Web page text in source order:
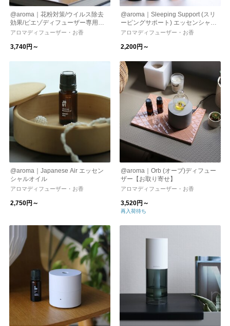
@aroma｜花粉対策/ウイルス除去
効果/ピエゾディフューザー専用ア
ロマオイル
アロマディフューザー・お香
3,740円～
@aroma｜Sleeping Support (スリ
ーピングサポート) エッセンシャル
オイル/ピロー＆エアミスト
アロマディフューザー・お香
2,200円～
@aroma｜Japanese Air エッセン
シャルオイル
アロマディフューザー・お香
2,750円～
@aroma｜Orb (オーブ)ディフュー
ザー【お取り寄せ】
アロマディフューザー・お香
3,520円～
再入荷待ち